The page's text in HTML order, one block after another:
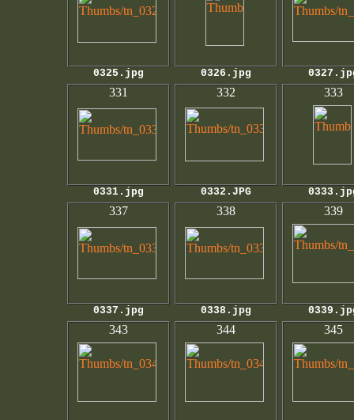
0325.jpg 0326.jpg
331
0331.jpg
332
0332.JPG
333
337
0337.jpg
338
0338.jpg
339
343 344 345